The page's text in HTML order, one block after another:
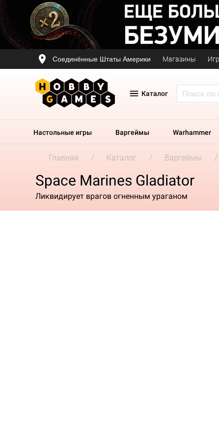
Соединённые Штаты Америки Магазины
Каталог
Настольные игры Варгеймы Warhammer
Главная Каталог Варгеймы
Space Marines Gladiator
Ликвидирует врагов огненным ураганом